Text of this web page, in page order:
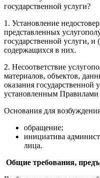
государственной услуги?
1. Установление
представленных
государственной услуги,
содержащихся в них.
2. Несоответствие
материалов, объектов,
оказания государственной
установленным Правилами
Основания для
обращение;
инициатива
лица.
Общие требования,